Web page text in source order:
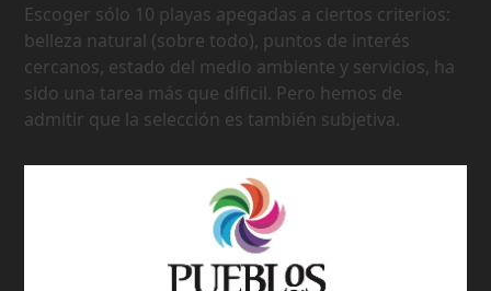
Escoger sólo 10 playas apegadas a ciertos criterios:
belleza natural (sobre todo), puntos de interés
cercanos, estado del medio ambiente y servicios, ha
sido una tarea más que dificil. Pero hemos de
admitir que la selección es también subjetiva.